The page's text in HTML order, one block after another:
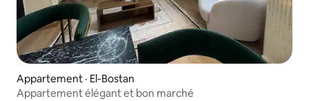
Appartement · El-Bostan
Appartement élégant et bon marché